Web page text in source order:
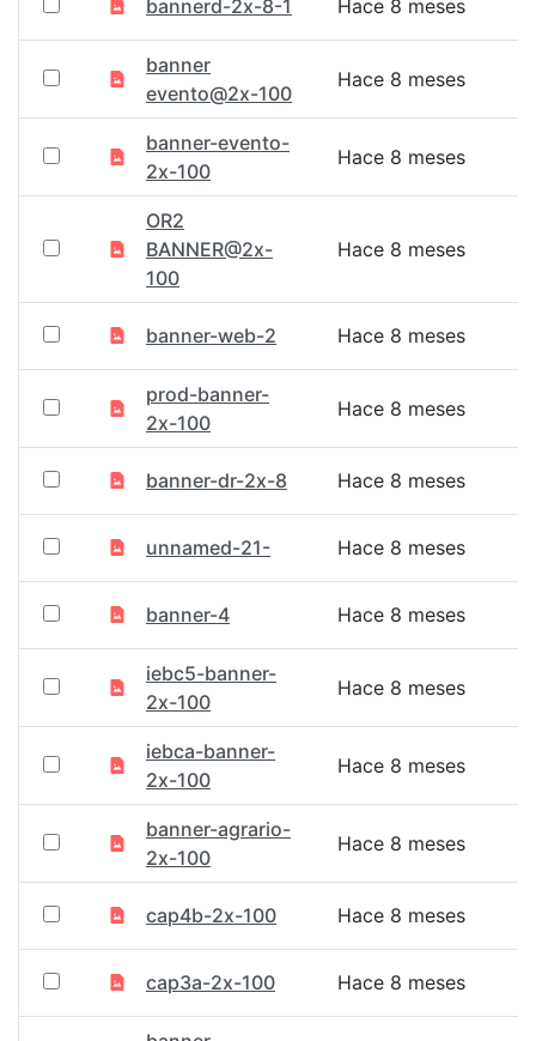
bannerd-2x-8-1 Hace 8 meses
banner
evento@2x-100
Hace 8 meses
banner-evento-
2x-100
Hace 8 meses
OR2
BANNER@2x-
100
Hace 8 meses
banner-web-2 Hace 8 meses
prod-banner-
2x-100
Hace 8 meses
banner-dr-2x-8 Hace 8 meses
unnamed-21- Hace 8 meses
banner-4 Hace 8 meses
iebc5-banner-
2x-100
Hace 8 meses
iebca-banner-
2x-100
Hace 8 meses
banner-agrario-
2x-100
Hace 8 meses
cap4b-2x-100 Hace 8 meses
cap3a-2x-100 Hace 8 meses